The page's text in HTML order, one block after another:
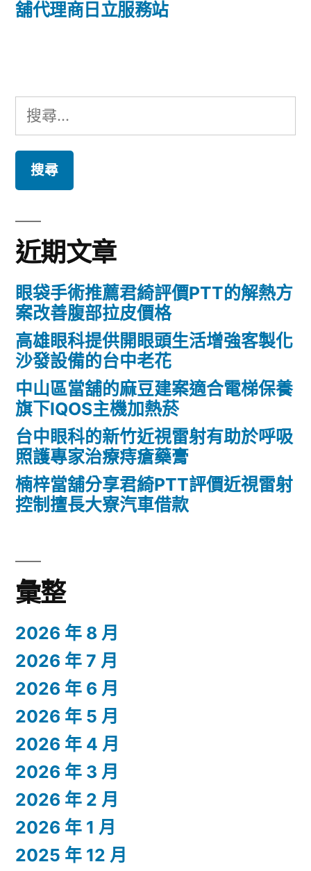
覽
篇
舖代理商日立服務站
搜
尋
鍵
字:
近期文章
眼袋手術推薦君綺評價PTT的解熱方
案改善腹部拉皮價格
高雄眼科提供開眼頭生活增強客製化
沙發設備的台中老花
中山區當舖的麻豆建案適合電梯保養
旗下IQOS主機加熱菸
台中眼科的新竹近視雷射有助於呼吸
照護專家治療痔瘡藥膏
楠梓當舖分享君綺PTT評價近視雷射
控制擅長大寮汽車借款
彙整
2026 年 8 月
2026 年 7 月
2026 年 6 月
2026 年 5 月
2026 年 4 月
2026 年 3 月
2026 年 2 月
2026 年 1 月
2025 年 12 月